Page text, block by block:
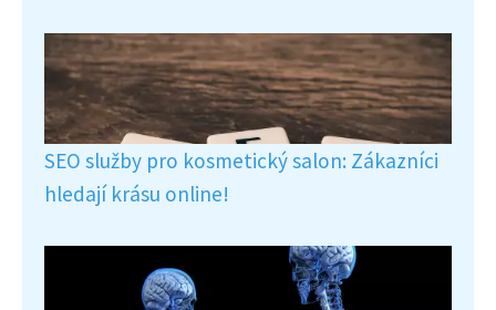
SEO služby pro kosmetický salon: Zákazníci
hledají krásu online!